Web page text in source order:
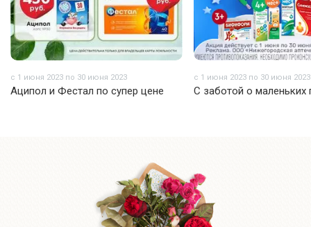
с 1 июня 2023 по 30 июня 2023
Аципол и Фестал по супер цене
с 1 июня 2023 по 30 июня 2023
С заботой о маленьких